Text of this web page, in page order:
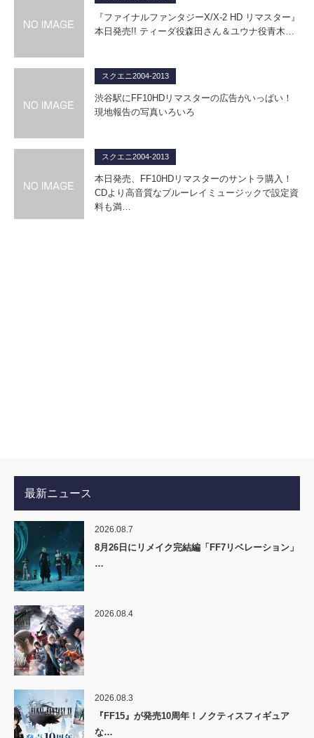
『ファイナルファンタジーX/X-2 HD リマスター』
本日発売!! ティーダ役森田さん＆ユウナ役青木…
スクエニ2004-2013
渋谷駅にFF10HDリマスターの広告がいっぱい！
現地報告の写真いろいろ
スクエニ2004-2013
本日発売、FF10HDリマスターのサントラ購入！
CDより高音質なブルーレイミュージックで設定資
料も満…
最新ニュース
2026.08.7
8月26日にリメイク完結編「FF7リベレーション」
…
2026.08.4
2026.08.3
『FF15』が発売10周年！ノクティスフィギュア
な…